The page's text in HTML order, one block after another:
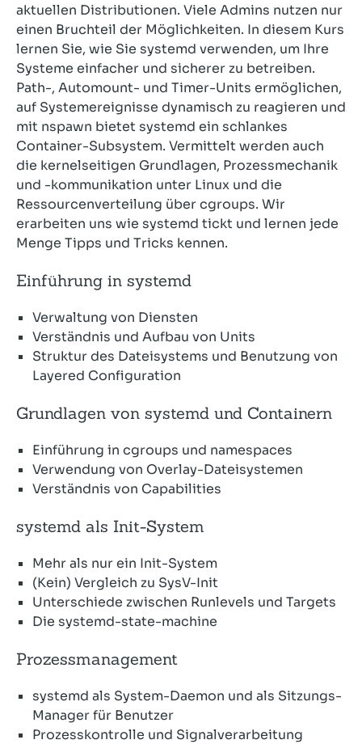
aktuellen Distributionen. Viele Admins nutzen nur
einen Bruchteil der Möglichkeiten. In diesem Kurs
lernen Sie, wie Sie systemd verwenden, um Ihre
Systeme einfacher und sicherer zu betreiben.
Path-, Automount- und Timer-Units ermöglichen,
auf Systemereignisse dynamisch zu reagieren und
mit nspawn bietet systemd ein schlankes
Container-Subsystem. Vermittelt werden auch
die kernelseitigen Grundlagen, Prozessmechanik
und -kommunikation unter Linux und die
Ressourcenverteilung über cgroups. Wir
erarbeiten uns wie systemd tickt und lernen jede
Menge Tipps und Tricks kennen.
Einführung in systemd
Verwaltung von Diensten
Verständnis und Aufbau von Units
Struktur des Dateisystems und Benutzung von
Layered Configuration
Grundlagen von systemd und Containern
Einführung in cgroups und namespaces
Verwendung von Overlay-Dateisystemen
Verständnis von Capabilities
systemd als Init-System
Mehr als nur ein Init-System
(Kein) Vergleich zu SysV-Init
Unterschiede zwischen Runlevels und Targets
Die systemd-state-machine
Prozessmanagement
systemd als System-Daemon und als Sitzungs-
Manager für Benutzer
Prozesskontrolle und Signalverarbeitung